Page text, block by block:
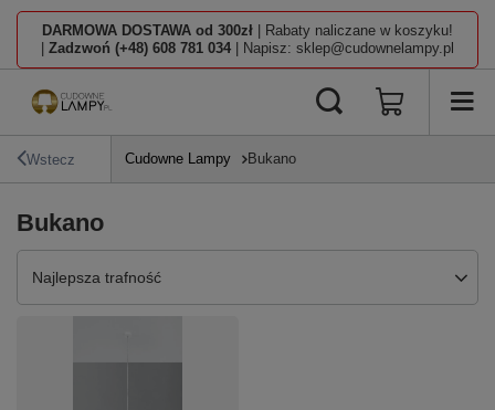
DARMOWA DOSTAWA od 300zł | Rabaty naliczane w koszyku!
Zadzwoń (+48) 608 781 034 | Napisz: sklep@cudownelampy.pl
Wstecz Cudowne Lampy Bukano
Bukano
Zmień sortowanie
Najlepsza trafność